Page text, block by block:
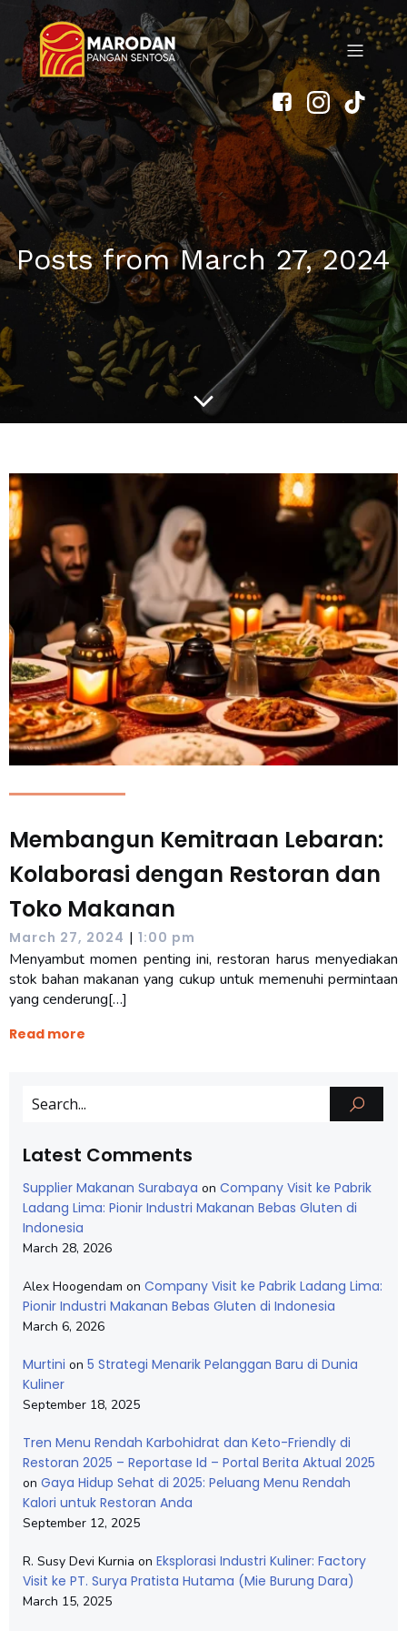
Posts from March 27, 2024
Membangun Kemitraan Lebaran:
Kolaborasi dengan Restoran dan
Toko Makanan
March 27, 2024 | 1:00 pm
Menyambut momen penting ini, restoran harus menyediakan
stok bahan makanan yang cukup untuk memenuhi permintaan
yang cenderung[…]
Read more
Latest Comments
Supplier Makanan Surabaya on Company Visit ke Pabrik
Ladang Lima: Pionir Industri Makanan Bebas Gluten di
Indonesia
March 28, 2026
Alex Hoogendam on Company Visit ke Pabrik Ladang Lima:
Pionir Industri Makanan Bebas Gluten di Indonesia
March 6, 2026
Murtini on 5 Strategi Menarik Pelanggan Baru di Dunia
Kuliner
September 18, 2025
Tren Menu Rendah Karbohidrat dan Keto-Friendly di
Restoran 2025 – Reportase Id – Portal Berita Aktual 2025
on Gaya Hidup Sehat di 2025: Peluang Menu Rendah
Kalori untuk Restoran Anda
September 12, 2025
R. Susy Devi Kurnia on Eksplorasi Industri Kuliner: Factory
Visit ke PT. Surya Pratista Hutama (Mie Burung Dara)
March 15, 2025